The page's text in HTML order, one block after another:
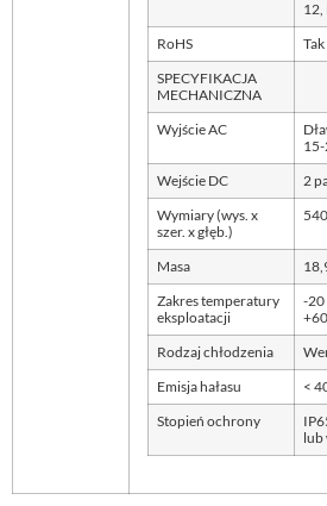
12,
RoHS Tak
SPECYFIKACJA
MECHANICZNA
Wyjście AC
15-
Wejście DC 2
Wymiary (wys. x
szer. x głęb.)
Masa
Zakres temperatury
eksploatacji
-20
Rodzaj chłodzenia
Emisja hałasu <
Stopień ochrony
lub